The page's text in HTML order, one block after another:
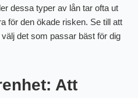
dessa typer av lån tar ofta ut
för den ökade risken. Se till att
det som passar bäst för dig
Att